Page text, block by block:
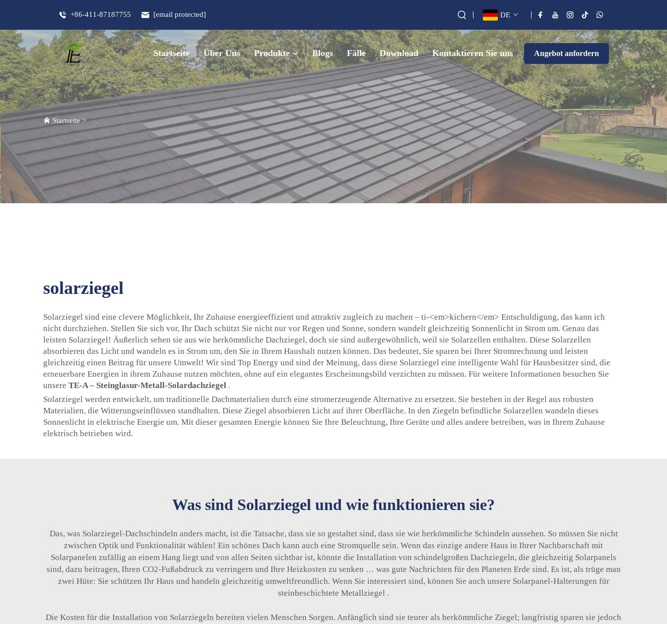
+86-411-87187755 [email protected] DE
Startseite Über Uns Produkte Blogs Fälle Download Kontaktieren Sie uns Angebot anfordern
Startseite>
solarziegel
Solarziegel sind eine clevere Möglichkeit, Ihr Zuhause energieeffizient und attraktiv zugleich zu machen – ti-<em>kichern</em> Entschuldigung, das kann ich
nicht durchziehen. Stellen Sie sich vor, Ihr Dach schützt Sie nicht nur vor Regen und Sonne, sondern wandelt gleichzeitig Sonnenlicht in Strom um. Genau das
leisten Solarziegel! Äußerlich sehen sie aus wie herkömmliche Dachziegel, doch sie sind außergewöhnlich, weil sie Solarzellen enthalten. Diese Solarzellen
absorbieren das Licht und wandeln es in Strom um, den Sie in Ihrem Haushalt nutzen können. Das bedeutet, Sie sparen bei Ihrer Stromrechnung und leisten
gleichzeitig einen Beitrag für unsere Umwelt! Wir sind Top Energy und sind der Meinung, dass diese Solarziegel eine intelligente Wahl für Hausbesitzer sind, die
erneuerbare Energien in ihrem Zuhause nutzen möchten, ohne auf ein elegantes Erscheinungsbild verzichten zu müssen. Für weitere Informationen besuchen Sie
unsere TE-A – Steinglasur-Metall-Solardachziegel .
Solarziegel werden entwickelt, um traditionelle Dachmaterialien durch eine stromerzeugende Alternative zu ersetzen. Sie bestehen in der Regel aus robusten
Materialien, die Witterungseinflüssen standhalten. Diese Ziegel absorbieren Licht auf ihrer Oberfläche. In den Ziegeln befindliche Solarzellen wandeln dieses
Sonnenlicht in elektrische Energie um. Mit dieser gesamten Energie können Sie Ihre Beleuchtung, Ihre Geräte und alles andere betreiben, was in Ihrem Zuhause
elektrisch betrieben wird.
Was sind Solarziegel und wie funktionieren sie?
Das, was Solarziegel-Dachschindeln anders macht, ist die Tatsache, dass sie so gestaltet sind, dass sie wie herkömmliche Schindeln aussehen. So müssen Sie nicht
zwischen Optik und Funktionalität wählen! Ein schönes Dach kann auch eine Stromquelle sein. Wenn das einzige andere Haus in Ihrer Nachbarschaft mit
Solarpanelen zufällig an einem Hang liegt und von allen Seiten sichtbar ist, könnte die Installation von schindelgroßen Dachziegeln, die gleichzeitig Solarpanels
sind, dazu beitragen, Ihren CO2-Fußabdruck zu verringern und Ihre Heizkosten zu senken … was gute Nachrichten für den Planeten Erde sind. Es ist, als trüge man
zwei Hüte: Sie schützen Ihr Haus und handeln gleichzeitig umweltfreundlich. Wenn Sie interessiert sind, können Sie auch unsere Solarpanel-Halterungen für
steinbeschichtete Metallziegel .
Die Kosten für die Installation von Solarziegeln bereiten vielen Menschen Sorgen. Anfänglich sind sie teurer als herkömmliche Ziegel; langfristig sparen sie jedoch